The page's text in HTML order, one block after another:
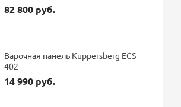
82 800 руб.
Варочная панель Kuppersberg ECS
402
14 990 руб.